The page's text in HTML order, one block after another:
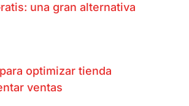
una gran alternativa
optimizar tienda
ventas